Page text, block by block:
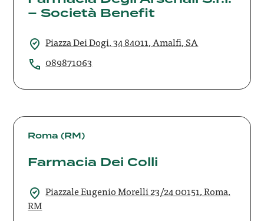
– Società Benefit
Piazza Dei Dogi, 34 84011, Amalfi, SA
089871063
Benefit
Roma (RM)
Farmacia Dei Colli
Piazzale Eugenio Morelli 23/24 00151, Roma,
RM
Farmacia
Dei